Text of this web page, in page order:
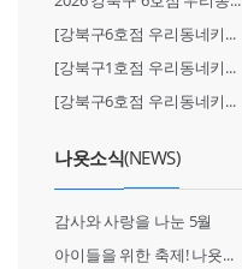
[강북구6호점 우리동네키...
[강북구1호점 우리동네키...
[강북구6호점 우리동네키...
나욧소식(NEWS)
감사와 사랑을 나눈 5월
아이들을 위한 축제! 나욧...